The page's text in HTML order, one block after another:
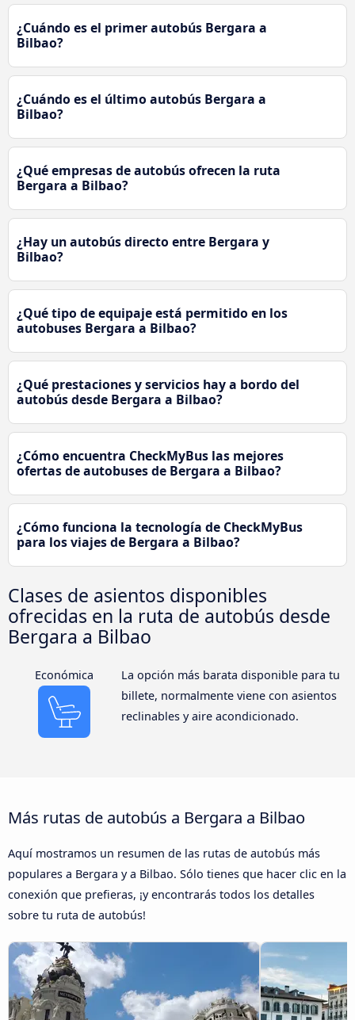
¿Cuándo es el primer autobús Bergara a
Bilbao?
¿Cuándo es el último autobús Bergara a
Bilbao?
¿Qué empresas de autobús ofrecen la ruta
Bergara a Bilbao?
¿Hay un autobús directo entre Bergara y
Bilbao?
¿Qué tipo de equipaje está permitido en los
autobuses Bergara a Bilbao?
¿Qué prestaciones y servicios hay a bordo del
autobús desde Bergara a Bilbao?
¿Cómo encuentra CheckMyBus las mejores
ofertas de autobuses de Bergara a Bilbao?
¿Cómo funciona la tecnología de CheckMyBus
para los viajes de Bergara a Bilbao?
Clases de asientos disponibles
ofrecidas en la ruta de autobús desde
Bergara a Bilbao
Económica
La opción más barata disponible para tu
billete, normalmente viene con asientos
reclinables y aire acondicionado.
Más rutas de autobús a Bergara a Bilbao
Aquí mostramos un resumen de las rutas de autobús más
populares a Bergara y a Bilbao. Sólo tienes que hacer clic en la
conexión que prefieras, ¡y encontrarás todos los detalles
sobre tu ruta de autobús!